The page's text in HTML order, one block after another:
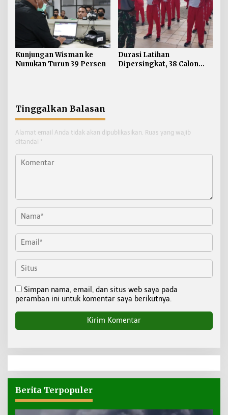
Kunjungan Wisman ke
Nunukan Turun 39 Persen
Durasi Latihan
Dipersingkat, 38 Calon
Tinggalkan Balasan
Alamat email Anda tidak akan dipublikasikan. Ruas yang wajib
ditandai *
Simpan nama, email, dan situs web saya pada
peramban ini untuk komentar saya berikutnya.
Berita Terpopuler